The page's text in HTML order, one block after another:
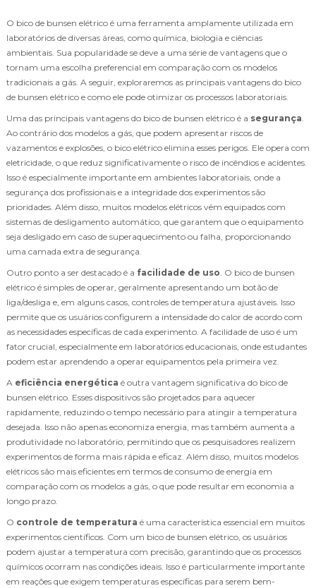
O bico de bunsen elétrico é uma ferramenta amplamente utilizada em
laboratórios de diversas áreas, como química, biologia e ciências
ambientais. Sua popularidade se deve a uma série de vantagens que o
tornam uma escolha preferencial em comparação com os modelos
tradicionais a gás. A seguir, exploraremos as principais vantagens do bico
de bunsen elétrico e como ele pode otimizar os processos laboratoriais.
Uma das principais vantagens do bico de bunsen elétrico é a segurança.
Ao contrário dos modelos a gás, que podem apresentar riscos de
vazamentos e explosões, o bico elétrico elimina esses perigos. Ele opera com
eletricidade, o que reduz significativamente o risco de incêndios e acidentes.
Isso é especialmente importante em ambientes laboratoriais, onde a
segurança dos profissionais e a integridade dos experimentos são
prioridades. Além disso, muitos modelos elétricos vêm equipados com
sistemas de desligamento automático, que garantem que o equipamento
seja desligado em caso de superaquecimento ou falha, proporcionando
uma camada extra de segurança.
Outro ponto a ser destacado é a facilidade de uso. O bico de bunsen
elétrico é simples de operar, geralmente apresentando um botão de
liga/desliga e, em alguns casos, controles de temperatura ajustáveis. Isso
permite que os usuários configurem a intensidade do calor de acordo com
as necessidades específicas de cada experimento. A facilidade de uso é um
fator crucial, especialmente em laboratórios educacionais, onde estudantes
podem estar aprendendo a operar equipamentos pela primeira vez.
A eficiência energética é outra vantagem significativa do bico de
bunsen elétrico. Esses dispositivos são projetados para aquecer
rapidamente, reduzindo o tempo necessário para atingir a temperatura
desejada. Isso não apenas economiza energia, mas também aumenta a
produtividade no laboratório, permitindo que os pesquisadores realizem
experimentos de forma mais rápida e eficaz. Além disso, muitos modelos
elétricos são mais eficientes em termos de consumo de energia em
comparação com os modelos a gás, o que pode resultar em economia a
longo prazo.
O controle de temperatura é uma característica essencial em muitos
experimentos científicos. Com um bico de bunsen elétrico, os usuários
podem ajustar a temperatura com precisão, garantindo que os processos
químicos ocorram nas condições ideais. Isso é particularmente importante
em reações que exigem temperaturas específicas para serem bem-